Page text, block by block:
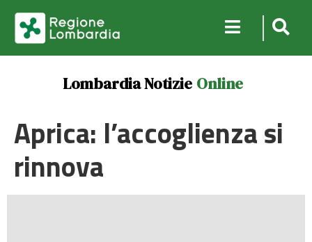
Lombardia Notizie Online
Aprica: l’accoglienza si
rinnova